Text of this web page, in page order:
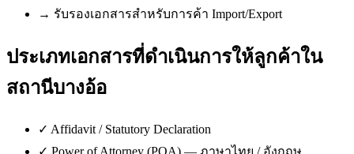
→ รับรองเอกสารสำหรับการค้า Import/Export
ประเภทเอกสารที่ดำเนินการให้ลูกค้าใน
สถานีบางอ้อ
✓ Affidavit / Statutory Declaration
✓ Power of Attorney (POA) — ภาษาไทย / อังกฤษ